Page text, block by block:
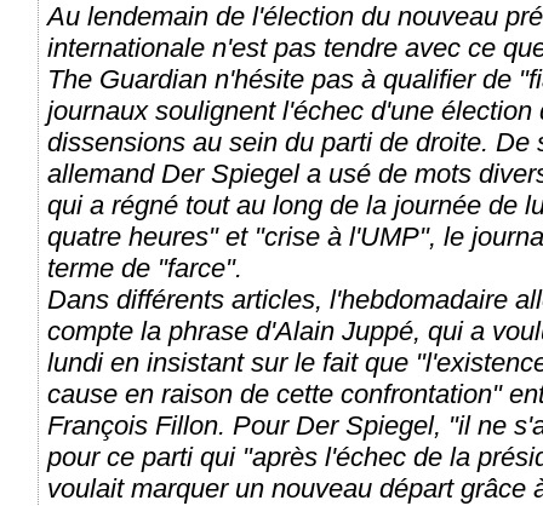
Au lendemain de l'élection du nouveau
internationale n'est pas tendre avec ce
The Guardian n'hésite pas à qualifier de
journaux soulignent l'échec d'une élection
dissensions au sein du parti de droite. De
allemand Der Spiegel a usé de mots
qui a régné tout au long de la journée de
quatre heures" et "crise à l'UMP", le
terme de "farce".
Dans différents articles, l'hebdomadaire
compte la phrase d'Alain Juppé, qui a
lundi en insistant sur le fait que
cause en raison de cette confrontation"
François Fillon. Pour Der Spiegel, "il ne
pour ce parti qui "après l'échec de la
voulait marquer un nouveau départ grâce